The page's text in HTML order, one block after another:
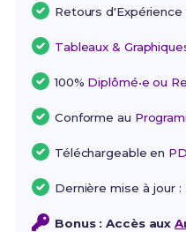
Retours
Tableaux &
100% Diplômé•e ou
Conforme au
Téléchargeable en
Dernière mise à jour :
Bonus : Accès aux